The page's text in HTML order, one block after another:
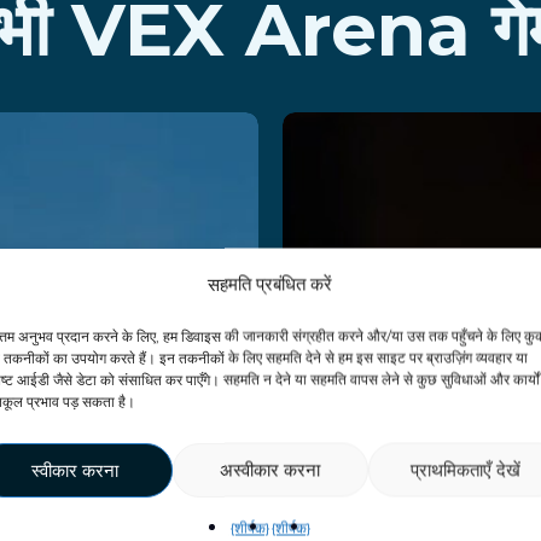
सहमति प्रबंधित करें
अनुभव प्रदान करने के लिए, हम डिवाइस की जानकारी संग्रहीत करने और/या उस तक पहुँचने के लिए
का उपयोग करते हैं। इन तकनीकों के लिए सहमति देने से हम इस साइट पर ब्राउज़िंग व्यवहार या
आईडी जैसे डेटा को संसाधित कर पाएँगे। सहमति न देने या सहमति वापस लेने से कुछ सुविधाओं और
प्रभाव पड़ सकता है।
स्वीकार करना अस्वीकार करना प्राथमिकताएँ देखें
{शीर्षक}{शीर्षक}
VEX Arena
Squad